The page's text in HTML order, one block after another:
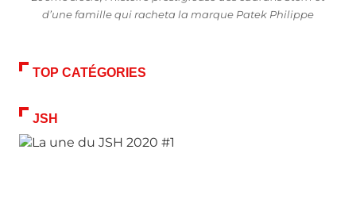
d’une famille qui racheta la marque Patek Philippe
TOP CATÉGORIES
JSH